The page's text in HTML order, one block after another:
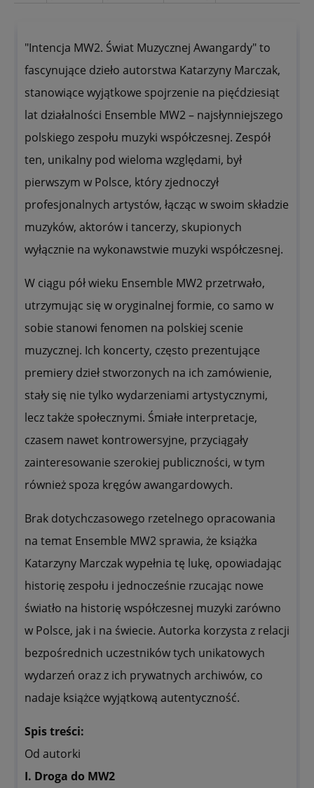
"Intencja MW2. Świat Muzycznej Awangardy" to
fascynujące dzieło autorstwa Katarzyny Marczak,
stanowiące wyjątkowe spojrzenie na pięćdziesiąt
lat działalności Ensemble MW2 – najsłynniejszego
polskiego zespołu muzyki współczesnej. Zespół
ten, unikalny pod wieloma względami, był
pierwszym w Polsce, który zjednoczył
profesjonalnych artystów, łącząc w swoim składzie
muzyków, aktorów i tancerzy, skupionych
wyłącznie na wykonawstwie muzyki współczesnej.
W ciągu pół wieku Ensemble MW2 przetrwało,
utrzymując się w oryginalnej formie, co samo w
sobie stanowi fenomen na polskiej scenie
muzycznej. Ich koncerty, często prezentujące
premiery dzieł stworzonych na ich zamówienie,
stały się nie tylko wydarzeniami artystycznymi,
lecz także społecznymi. Śmiałe interpretacje,
czasem nawet kontrowersyjne, przyciągały
zainteresowanie szerokiej publiczności, w tym
również spoza kręgów awangardowych.
Brak dotychczasowego rzetelnego opracowania
na temat Ensemble MW2 sprawia, że książka
Katarzyny Marczak wypełnia tę lukę, opowiadając
historię zespołu i jednocześnie rzucając nowe
światło na historię współczesnej muzyki zarówno
w Polsce, jak i na świecie. Autorka korzysta z relacji
bezpośrednich uczestników tych unikatowych
wydarzeń oraz z ich prywatnych archiwów, co
nadaje książce wyjątkową autentyczność.
Spis treści:
Od autorki
I. Droga do MW2